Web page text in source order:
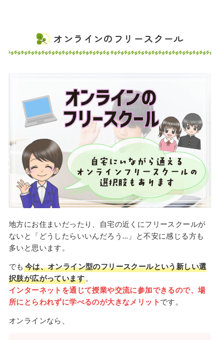
オンラインのフリースクール
地方にお住まいだったり、自宅の近くにフリースクールが
ないと「どうしたらいいんだろう…」と不安に感じる方も
多いと思います。
でも 今は、オンライン型のフリースクールという新しい選
択肢が広がっています。
インターネットを通じて授業や交流に参加できるので、場
所にとらわれずに学べるのが大きなメリット です。
オンラインなら、